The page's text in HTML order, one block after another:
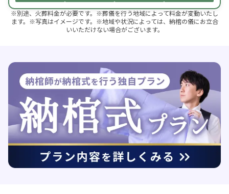
※別途、火葬料金が必要です。※葬儀を行う地域によって料金が変動いたし
ます。※写真はイメージです。※地域や状況によっては、納棺の儀にお立合
いいただけない場合がございます。